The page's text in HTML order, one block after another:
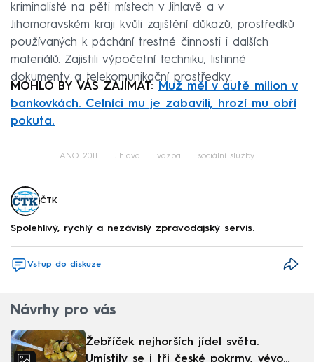
kriminalisté na pěti místech v Jihlavě a v
Jihomoravském kraji kvůli zajištění důkazů, prostředků
používaných k páchání trestné činnosti i dalších
materiálů. Zajistili výpočetní techniku, listinné
dokumenty a telekomunikační prostředky.
MOHLO BY VÁS ZAJÍMAT:
Muž měl v autě milion v
bankovkách. Celníci mu je zabavili, hrozí mu obří
pokuta.
ANO 2011 Jihlava vazba sociální služby
ČTK
Spolehlivý, rychlý a nezávislý zpravodajský servis.
Vstup do diskuze
Návrhy pro vás
Žebříček nejhorších jídel světa.
Umístily se i tři české pokrmy, vévodí